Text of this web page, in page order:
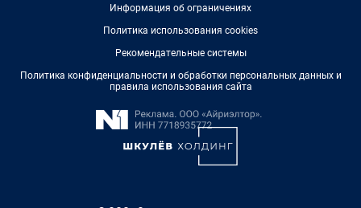
Информация об ограничениях
Политика использования cookies
Рекомендательные системы
Политика конфиденциальности и обработки персональных данных и
правила использования сайта